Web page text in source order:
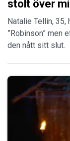
stolt över
Natalie Tellin, 35,
”Robinson” men
den nått sitt slut.